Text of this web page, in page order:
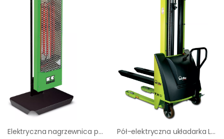
Elektryczna nagrzewnica powietrza Remko EST Pół-elektryczna układarka Lifter by Pramac TX 12/35 1150x560